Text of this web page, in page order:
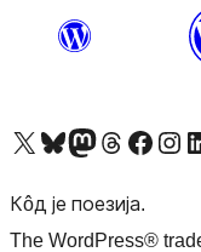
Visit our X (formerly Twitter) account
Посетите наш Bluesky налог
Visit our Mastodon account
Посетите наш налог на Threads-у Visit our Facebook page
Посетите наш
Кôд је поезија.
The WordPress®